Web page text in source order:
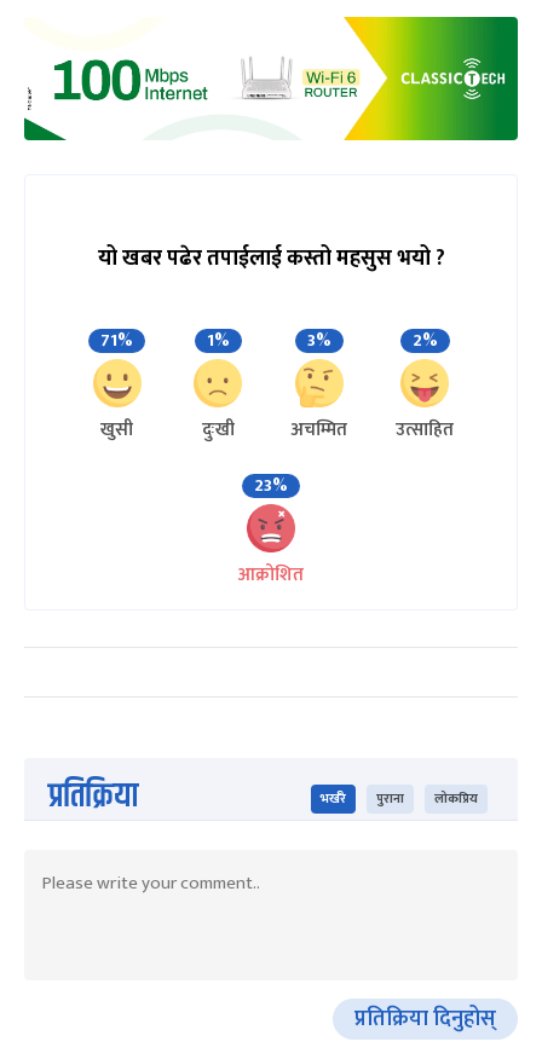
यो खबर पढेर तपाईलाई कस्तो महसुस भयो ?
71%
खुसी
1%
दुःखी
3%
अचम्मित
2%
उत्साहित
23%
आक्रोशित
प्रतिक्रिया भर्खरै पुराना लोकप्रिय
प्रतिक्रिया दिनुहोस्